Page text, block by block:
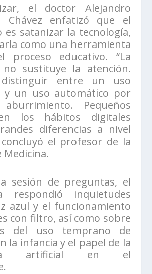
el doctor Alejandro
Chávez enfatizó que el
es satanizar la tecnología,
como una herramienta
proceso educativo. “La
no sustituye la atención.
distinguir entre un uso
y un uso automático por
Pequeños
los hábitos digitales
diferencias a nivel
concluyó el profesor de la
Medicina.
sesión de preguntas, el
respondió inquietudes
azul y el funcionamiento
con filtro, así como sobre
del uso temprano de
la infancia y el papel de la
artificial en el